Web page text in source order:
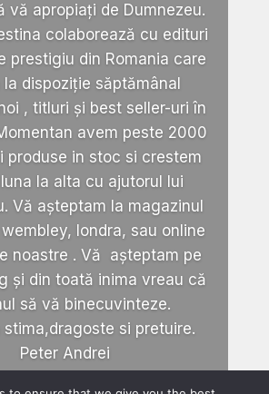
vă apropiați de Dumnezeu.
colaborează cu edituri
prestigiu din Romania care
la dispoziție săptămânal
, titluri și best seller-uri în
avem peste 2000
produse in stoc si crestem
la alta cu ajutorul lui
Vă așteptam la magazinul
londra, sau online
noastre . Vă așteptam pe
și din toată inima vreau că
să vă binecuvinteze.
stima,dragoste si pretuire.
Peter Andrei